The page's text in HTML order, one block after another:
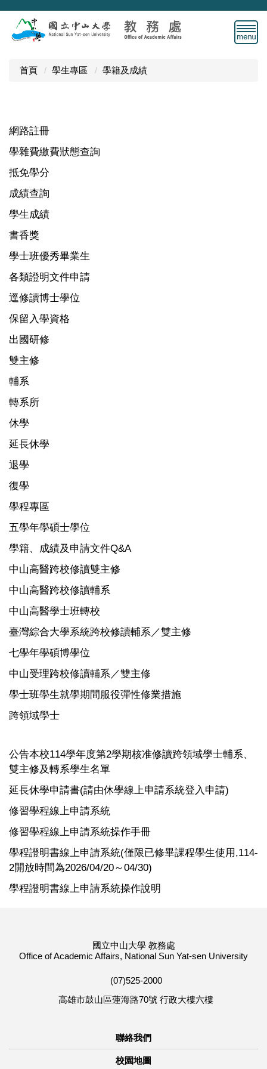
跳
主
首頁 學生專區 學籍及成績
網路註冊
學雜費繳費狀態查詢
抵免學分
成績查詢
學生成績
書香獎
學士班優秀畢業生
各類證明文件申請
逕修讀博士學位
保留入學資格
出國研修
雙主修
輔系
轉系所
休學
延長休學
退學
復學
學程專區
五學年學碩士學位
學籍、成績及申請文件Q&A
中山高醫跨校修讀雙主修
中山高醫跨校修讀輔系
中山高醫學士班轉校
臺灣綜合大學系統跨校修讀輔系／雙主修
七學年學碩博學位
中山受理跨校修讀輔系／雙主修
學士班學生就學期間服役彈性修業措施
跨領域學士
公告本校114學年度第2學期核准修讀跨領域學士輔系、
雙主修及轉系學生名單
延長休學申請書(請由休學線上申請系統登入申請)
修習學程線上申請系統
修習學程線上申請系統操作手冊
學程證明書線上申請系統(僅限已修畢課程學生使用,114-
2開放時間為2026/04/20～04/30)
學程證明書線上申請系統操作說明
國立中山大學 教務處
Office of Academic Affairs, National Sun Yat-sen University
(07)525-2000
高雄市鼓山區蓮海路70號 行政大樓六樓
聯絡我們
校園地圖